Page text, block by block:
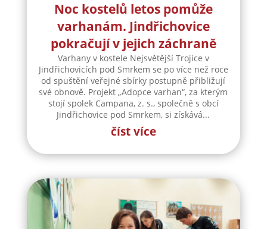
Noc kostelů letos pomůže
varhanám. Jindřichovice
pokračují v jejich záchraně
Varhany v kostele Nejsvětější Trojice v
Jindřichovicích pod Smrkem se po více než roce
od spuštění veřejné sbírky postupně přibližují
své obnově. Projekt „Adopce varhan“, za kterým
stojí spolek Campana, z. s., společně s obcí
Jindřichovice pod Smrkem, si získává...
číst více